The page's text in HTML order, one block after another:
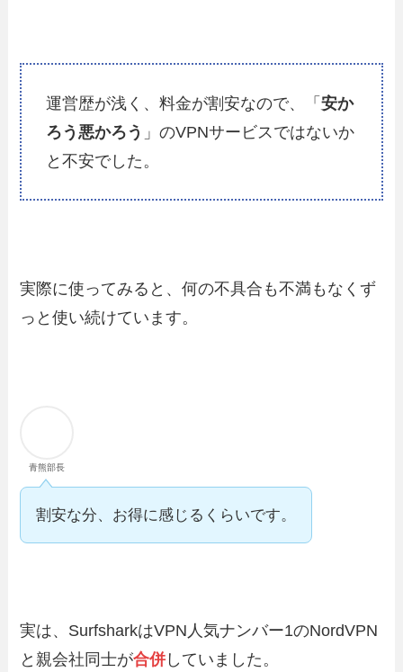
運営歴が浅く、料金が割安なので、「安か
ろう悪かろう 」のVPNサービスではないか
と不安でした。
実際に使ってみると、何の不具合も不満もなくず
っと使い続けています。
青熊部長
割安な分、お得に感じるくらいです。
実は、SurfsharkはVPN人気ナンバー1のNordVPN
と親会社同士が合併 していました。